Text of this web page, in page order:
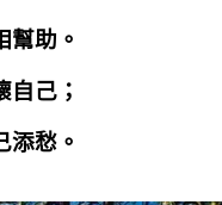
幫助。
自己；
添愁。